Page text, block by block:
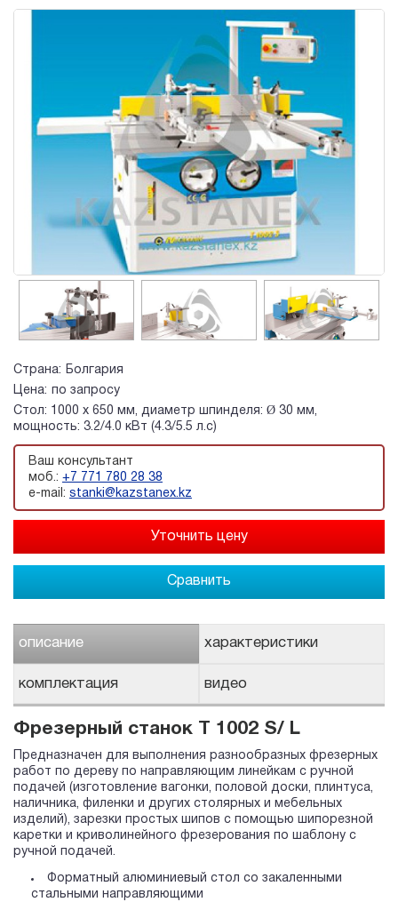
Страна:
Болгария
Цена:
по запросу
Стол: 1000 x 650 мм, диаметр шпинделя: Ø 30 мм,
мощность: 3.2/4.0 кВт (4.3/5.5 л.с)
Ваш консультант
моб.: +7 771 780 28 38
e-mail: stanki@kazstanex.kz
Сравнить
описание характеристики
комплектация видео
Фрезерный станок T 1002 S/ L
Предназначен для выполнения разнообразных фрезерных
работ по дереву по направляющим линейкам с ручной
подачей (изготовление вагонки, половой доски, плинтуса,
наличника, филенки и других столярных и мебельных
изделий), зарезки простых шипов с помощью шипорезной
каретки и криволинейного фрезерования по шаблону с
ручной подачей.
Форматный алюминиевый стол со закаленными
стальными направляющими